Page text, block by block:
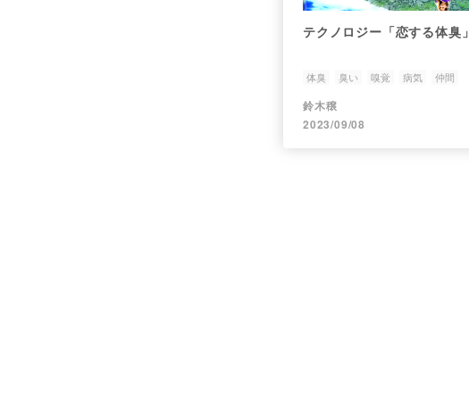
テクノロジー「恋する体臭」
体臭 臭い 嗅覚 病気 仲間
鈴木穣
2023/09/08